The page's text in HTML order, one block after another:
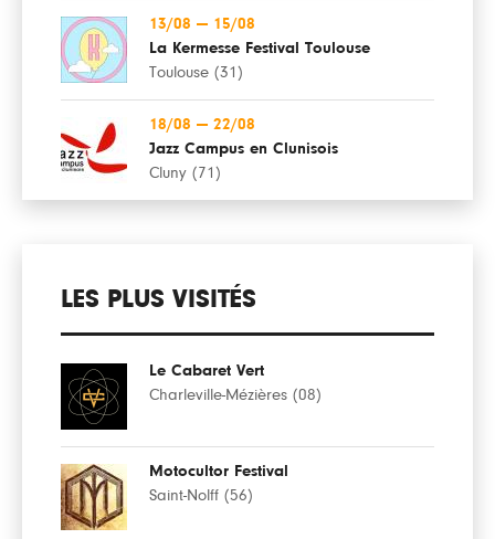
13/08 — 15/08
La Kermesse Festival Toulouse
Toulouse (31)
18/08 — 22/08
Jazz Campus en Clunisois
Cluny (71)
LES PLUS VISITÉS
Le Cabaret Vert
Charleville-Mézières (08)
Motocultor Festival
Saint-Nolff (56)